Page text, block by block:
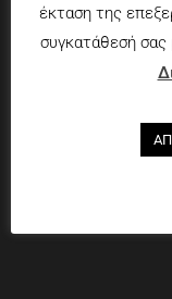
έκταση της
συγκατάθεσή σας